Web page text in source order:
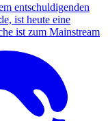
entschuldigenden
ist heute eine
ist zum Mainstream